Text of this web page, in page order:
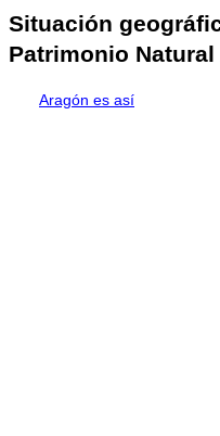
Situación
Patrimonio
Aragón es así